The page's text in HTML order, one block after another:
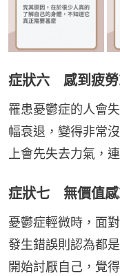
症狀六 感到疲勞
罹患憂鬱症的人會
幅衰退，變得非常
上會先失去力氣，
症狀七 無價值感
憂鬱症輕微時，面
發生錯誤則認為都
開始討厭自己，覺